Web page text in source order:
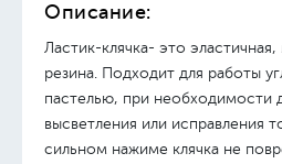
Описание:
Ластик-клячка- это
резина. Подходит для работы
пастелью, при необходимости
высветления или исправления
сильном нажиме клячка не